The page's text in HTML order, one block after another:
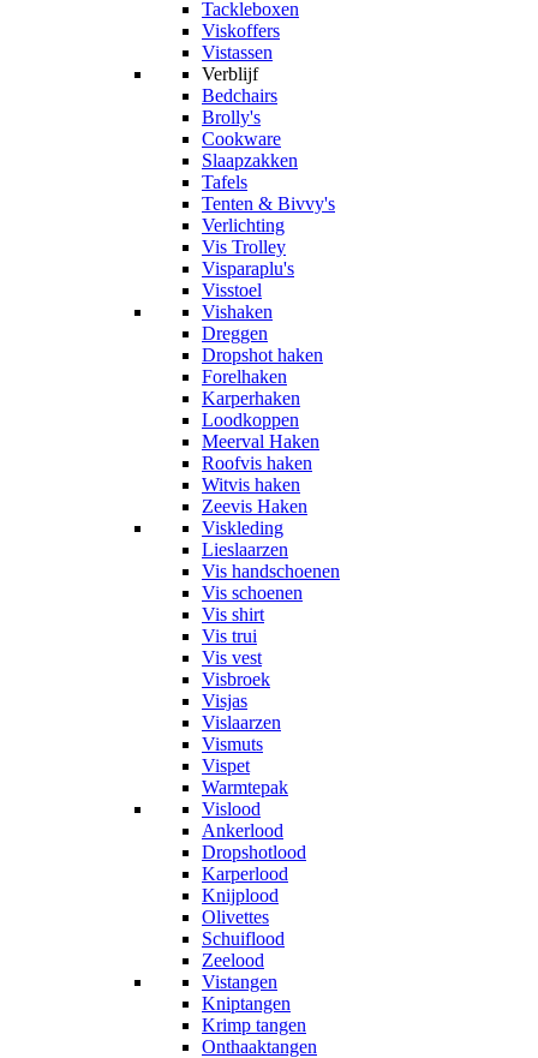
Tackleboxen
Viskoffers
Vistassen
Verblijf
Bedchairs
Brolly's
Cookware
Slaapzakken
Tafels
Tenten & Bivvy's
Verlichting
Vis Trolley
Visparaplu's
Visstoel
Vishaken
Dreggen
Dropshot haken
Forelhaken
Karperhaken
Loodkoppen
Meerval Haken
Roofvis haken
Witvis haken
Zeevis Haken
Viskleding
Lieslaarzen
Vis handschoenen
Vis schoenen
Vis shirt
Vis trui
Vis vest
Visbroek
Visjas
Vislaarzen
Vismuts
Vispet
Warmtepak
Vislood
Ankerlood
Dropshotlood
Karperlood
Knijplood
Olivettes
Schuiflood
Zeelood
Vistangen
Kniptangen
Krimp tangen
Onthaaktangen